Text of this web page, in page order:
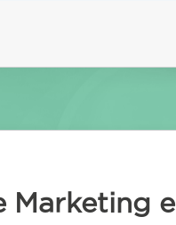
Marketing e